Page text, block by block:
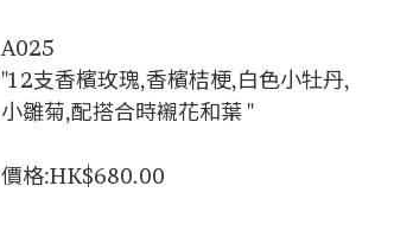
A025
"12支香檳玫瑰,香檳桔梗,白色小牡丹,
小雛菊,配搭合時襯花和葉 "
價格:HK$680.00